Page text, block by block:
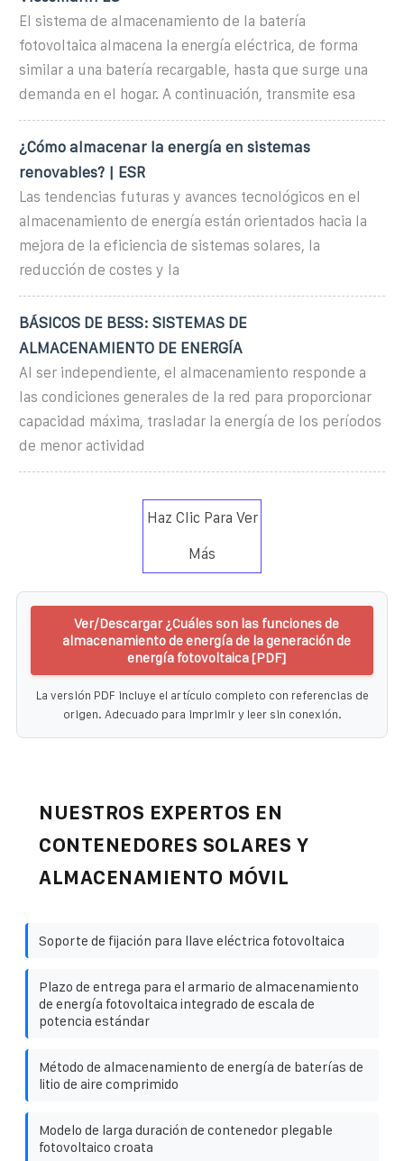
El sistema de almacenamiento de la batería
fotovoltaica almacena la energía eléctrica, de forma
similar a una batería recargable, hasta que surge una
demanda en el hogar. A continuación, transmite esa
¿Cómo almacenar la energía en sistemas
renovables? | ESR
Las tendencias futuras y avances tecnológicos en el
almacenamiento de energía están orientados hacia la
mejora de la eficiencia de sistemas solares, la
reducción de costes y la
BÁSICOS DE BESS: SISTEMAS DE
ALMACENAMIENTO DE ENERGÍA
Al ser independiente, el almacenamiento responde a
las condiciones generales de la red para proporcionar
capacidad máxima, trasladar la energía de los períodos
de menor actividad
Haz Clic Para Ver
Más
Ver/Descargar ¿Cuáles son las funciones de
almacenamiento de energía de la generación de
energía fotovoltaica [PDF]
La versión PDF incluye el artículo completo con referencias de
origen. Adecuado para imprimir y leer sin conexión.
NUESTROS EXPERTOS EN
CONTENEDORES SOLARES Y
ALMACENAMIENTO MÓVIL
Soporte de fijación para llave eléctrica fotovoltaica
Plazo de entrega para el armario de almacenamiento
de energía fotovoltaica integrado de escala de
potencia estándar
Método de almacenamiento de energía de baterías de
litio de aire comprimido
Modelo de larga duración de contenedor plegable
fotovoltaico croata